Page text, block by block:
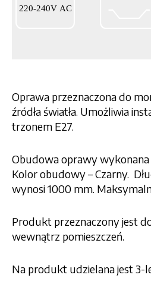
Oprawa przeznaczona do
źródła światła. Umożliwia
trzonem E27.
Obudowa oprawy wykonana
Kolor obudowy – Czarny.
wynosi 1000 mm.
Produkt przeznaczony jest
wewnątrz pomieszczeń.
Na produkt udzielana jest 3-